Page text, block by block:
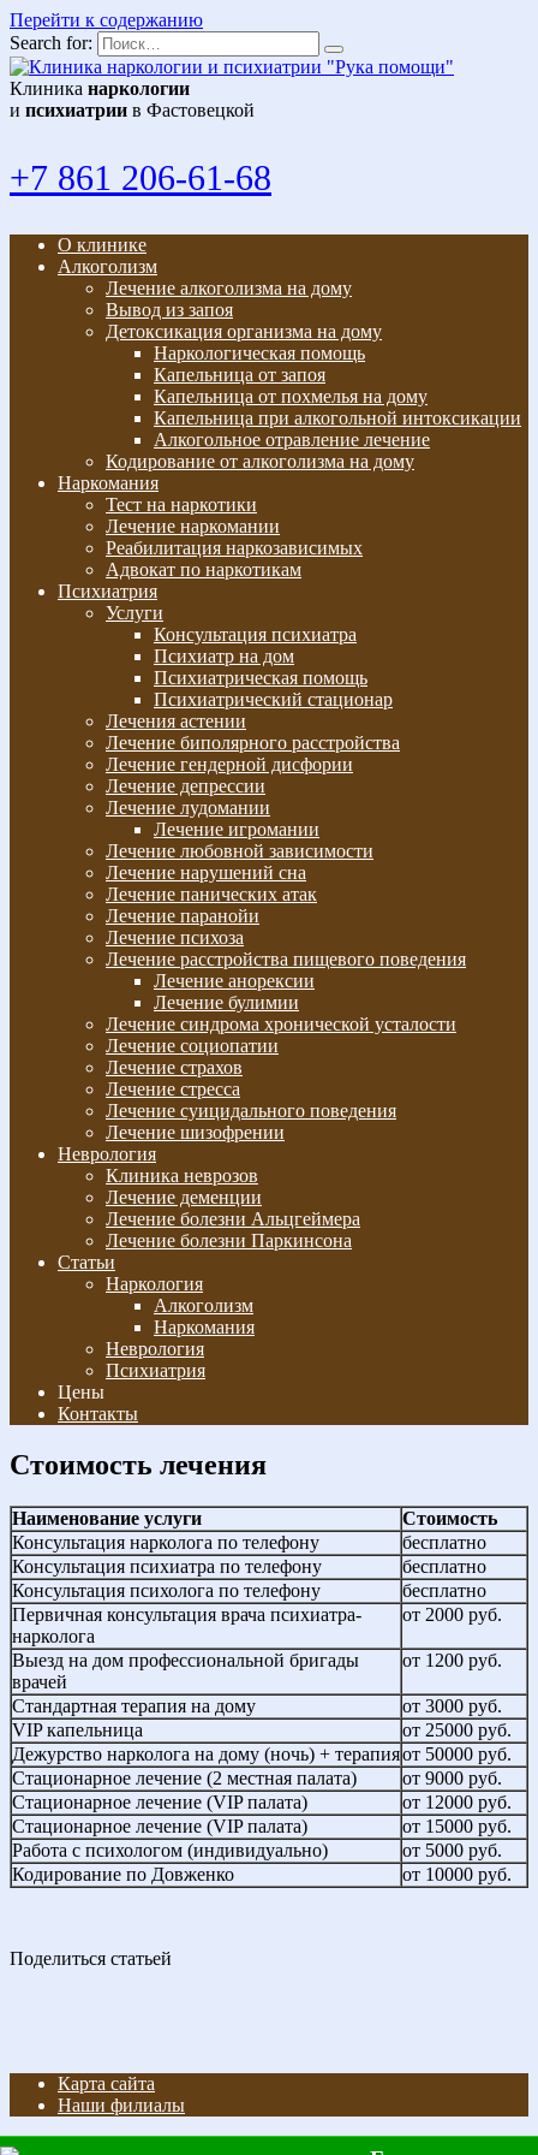
Перейти к содержанию
Search for:
Клиника наркологии
и психиатрии в Фастовецкой
+7 861 206-61-68
О клинике
Алкоголизм
Лечение алкоголизма на дому
Вывод из запоя
Детоксикация организма на дому
Наркологическая помощь
Капельница от запоя
Капельница от похмелья на дому
Капельница при алкогольной интоксикации
Алкогольное отравление лечение
Кодирование от алкоголизма на дому
Наркомания
Тест на наркотики
Лечение наркомании
Реабилитация наркозависимых
Адвокат по наркотикам
Психиатрия
Услуги
Консультация психиатра
Психиатр на дом
Психиатрическая помощь
Психиатрический стационар
Лечения астении
Лечение биполярного расстройства
Лечение гендерной дисфории
Лечение депрессии
Лечение лудомании
Лечение игромании
Лечение любовной зависимости
Лечение нарушений сна
Лечение панических атак
Лечение паранойи
Лечение психоза
Лечение расстройства пищевого поведения
Лечение анорексии
Лечение булимии
Лечение синдрома хронической усталости
Лечение социопатии
Лечение страхов
Лечение стресса
Лечение суицидального поведения
Лечение шизофрении
Неврология
Клиника неврозов
Лечение деменции
Лечение болезни Альцгеймера
Лечение болезни Паркинсона
Статьи
Наркология
Алкоголизм
Наркомания
Неврология
Психиатрия
Цены
Контакты
Стоимость лечения
Наименование услуги
Стоимость
Консультация нарколога по телефону
бесплатно
Консультация психиатра по телефону
бесплатно
Консультация психолога по телефону
бесплатно
Первичная консультация врача психиатра-
нарколога
от 2000 руб.
Выезд на дом профессиональной бригады
врачей
от 1200 руб.
Стандартная терапия на дому
от 3000 руб.
VIP капельница
от 25000 руб.
Дежурство нарколога на дому (ночь) + терапияот 50000 руб.
Стационарное лечение (2 местная палата)
от 9000 руб.
Стационарное лечение (VIP палата)
от 12000 руб.
Стационарное лечение (VIP палата)
от 15000 руб.
Работа с психологом (индивидуально)
от 5000 руб.
Кодирование по Довженко
от 10000 руб.
Поделиться статьей
Карта сайта
Наши филиалы
© 2026 Клиника наркологии и психиатрии "Рука помощи"